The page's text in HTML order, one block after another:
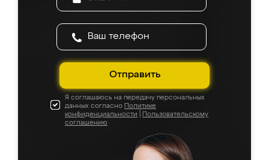
Отправить
Я соглашаюсь на передачу персональных
данных согласно Политике
конфиденциальности
Пользовательскому
соглашению